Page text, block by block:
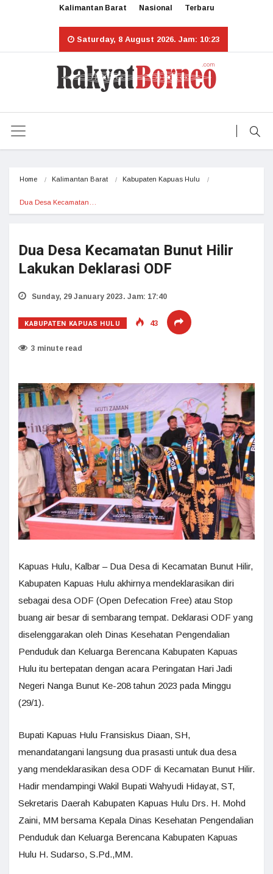
Kalimantan Barat Nasional Terbaru
Saturday, 8 August 2026. Jam: 10:23
Home Kalimantan Barat Kabupaten Kapuas Hulu
Dua Desa Kecamatan…
Dua Desa Kecamatan Bunut Hilir
Lakukan Deklarasi ODF
Sunday, 29 January 2023. Jam: 17:40
KABUPATEN KAPUAS HULU 43
3 minute read
Kapuas Hulu, Kalbar – Dua Desa di Kecamatan Bunut Hilir,
Kabupaten Kapuas Hulu akhirnya mendeklarasikan diri
sebagai desa ODF (Open Defecation Free) atau Stop
buang air besar di sembarang tempat. Deklarasi ODF yang
diselenggarakan oleh Dinas Kesehatan Pengendalian
Penduduk dan Keluarga Berencana Kabupaten Kapuas
Hulu itu bertepatan dengan acara Peringatan Hari Jadi
Negeri Nanga Bunut Ke-208 tahun 2023 pada Minggu
(29/1).
Bupati Kapuas Hulu Fransiskus Diaan, SH,
menandatangani langsung dua prasasti untuk dua desa
yang mendeklarasikan desa ODF di Kecamatan Bunut Hilir.
Hadir mendampingi Wakil Bupati Wahyudi Hidayat, ST,
Sekretaris Daerah Kabupaten Kapuas Hulu Drs. H. Mohd
Zaini, MM bersama Kepala Dinas Kesehatan Pengendalian
Penduduk dan Keluarga Berencana Kabupaten Kapuas
Hulu H. Sudarso, S.Pd.,MM.